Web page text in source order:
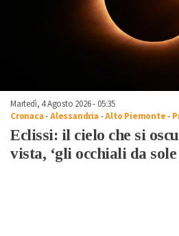
Martedì, 4 Agosto 2026 - 05:35
Cronaca-Alessandria -Alto Piemonte-
Eclissi: il cielo che si
vista, ‘gli occhiali da sole